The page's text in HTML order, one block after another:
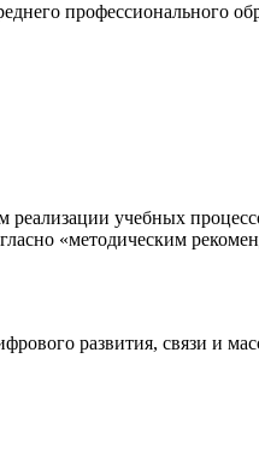
профессионального
реализации учебных
«методическим
развития, связи и